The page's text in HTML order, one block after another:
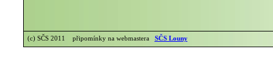
(c) SČS 2011 připomínky na webmastera SČS Louny